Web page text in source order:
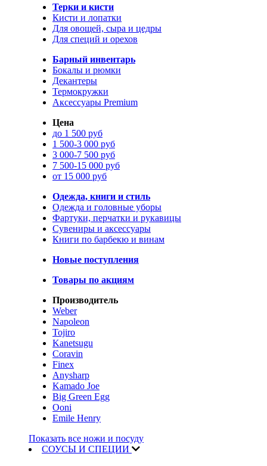
Терки и кисти
Кисти и лопатки
Для овощей, сыра и цедры
Для специй и орехов
Барный инвентарь
Бокалы и рюмки
Декантеры
Термокружки
Аксессуары Premium
Цена
до 1 500 руб
1 500-3 000 руб
3 000-7 500 руб
7 500-15 000 руб
от 15 000 руб
Одежда, книги и стиль
Одежда и головные уборы
Фартуки, перчатки и рукавицы
Сувениры и аксессуары
Книги по барбекю и винам
Новые поступления
Товары по акциям
Производитель
Weber
Napoleon
Tojiro
Kanetsugu
Coravin
Finex
Anysharp
Kamado Joe
Big Green Egg
Ooni
Emile Henry
Показать все ножи и посуду
СОУСЫ И СПЕЦИИ